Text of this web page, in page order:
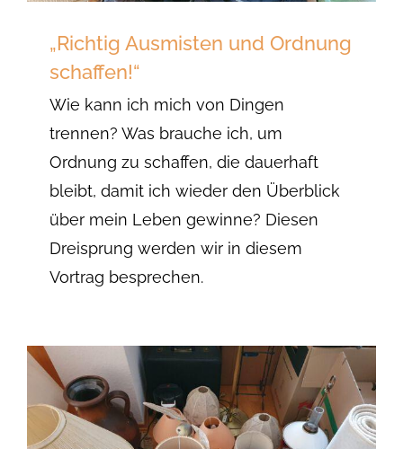
„Richtig Ausmisten und Ordnung
schaffen!“
Wie kann ich mich von Dingen
trennen? Was brauche ich, um
Ordnung zu schaffen, die dauerhaft
bleibt, damit ich wieder den Überblick
über mein Leben gewinne? Diesen
Dreisprung werden wir in diesem
Vortrag besprechen.